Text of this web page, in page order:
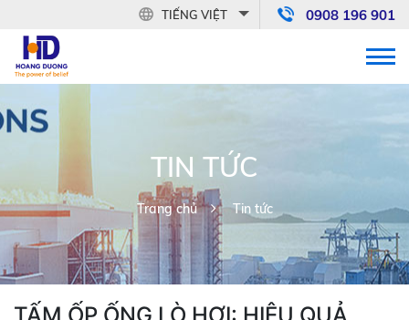
0908 196 901
TIẾNG VIỆT
TIN TỨC
Trang chủ Tin tức